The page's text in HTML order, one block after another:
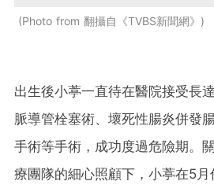
Photo from 翻攝自《TVBS新聞網》
出生後小葶一直待在醫院接受長
脈導管栓塞術、壞死性腸炎併發
手術等手術，成功度過危險期。
療團隊的細心照顧下，小葶在5